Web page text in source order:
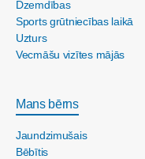
Dzemdības
Sports grūtniecības laikā
Uzturs
Vecmāšu vizītes mājās
Mans bērns
Jaundzimušais
Bēbītis